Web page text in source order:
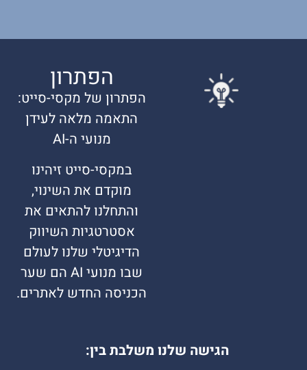
הפתרון
הפתרון של מקסי-סייט:
התאמה מלאה לעידן
מנועי ה-AI
במקסי-סייט זיהינו
מוקדם את השינוי,
והתחלנו להתאים את
אסטרטגיות השיווק
הדיגיטלי שלנו לעולם
שבו מנועי AI הם שער
הכניסה החדש לאתרים.
הגישה שלנו משלבת בין: